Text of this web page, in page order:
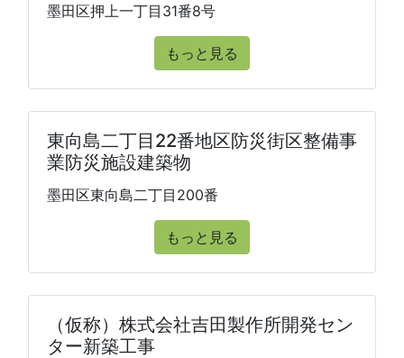
墨田区押上一丁目31番8号
もっと見る
東向島二丁目22番地区防災街区整備事
業防災施設建築物
墨田区東向島二丁目200番
もっと見る
（仮称）株式会社吉田製作所開発セン
ター新築工事